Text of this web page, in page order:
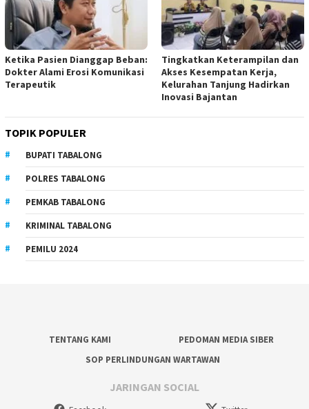
Ketika Pasien Dianggap Beban:
Dokter Alami Erosi Komunikasi
Terapeutik
Tingkatkan Keterampilan dan
Akses Kesempatan Kerja,
Kelurahan Tanjung Hadirkan
Inovasi Bajantan
TOPIK POPULER
BUPATI TABALONG
POLRES TABALONG
PEMKAB TABALONG
KRIMINAL TABALONG
PEMILU 2024
TENTANG KAMI
PEDOMAN MEDIA SIBER
SOP PERLINDUNGAN WARTAWAN
JARINGAN SOCIAL